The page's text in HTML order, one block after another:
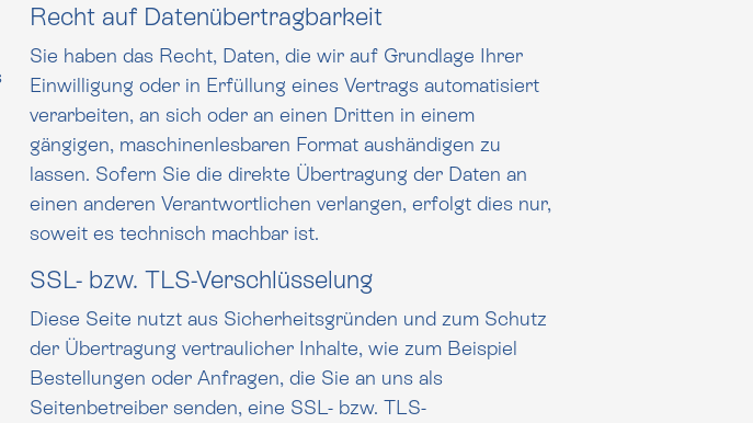
Recht auf Daten­übertrag­barkeit
Sie haben das Recht, Daten, die wir auf Grundlage Ihrer
Einwilligung oder in Erfüllung eines Vertrags automatisiert
verarbeiten, an sich oder an einen Dritten in einem
gängigen, maschinenlesbaren Format aushändigen zu
lassen. Sofern Sie die direkte Übertragung der Daten an
einen anderen Verantwortlichen verlangen, erfolgt dies nur,
soweit es technisch machbar ist.
SSL- bzw. TLS-Verschlüsselung
Diese Seite nutzt aus Sicherheitsgründen und zum Schutz
der Übertragung vertraulicher Inhalte, wie zum Beispiel
Bestellungen oder Anfragen, die Sie an uns als
Seitenbetreiber senden, eine SSL- bzw. TLS-